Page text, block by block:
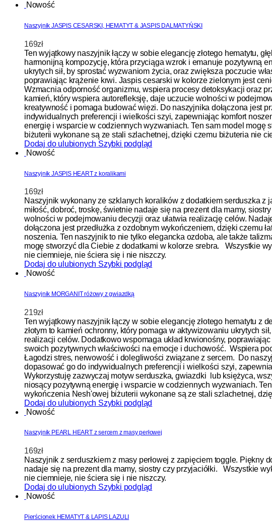
Nowość
Naszyjnik JASPIS CESARSKI, HEMATYT & JASPIS DALMATYŃSKI
169zł
Ten wyjątkowy naszyjnik łączy w sobie elegancję złotego hematytu,
harmonijną kompozycję, która przyciąga wzrok i emanuje pozytywną
ukrytych sił, by sprostać wyzwaniom życia, oraz zwiększa poczucie
poprawiając krążenie krwi. Jaspis cesarski w kolorze zielonym jest
Wzmacnia odporność organizmu, wspiera procesy detoksykacji oraz
kamień, który wspiera autorefleksję, daje uczucie wolności w
kreatywność i pomaga budować więzi. Do naszyjnika dołączona jest
indywidualnych preferencji i wielkości szyi, zapewniając komfort
energię i wsparcie w codziennych wyzwaniach. Ten sam model
biżuterii wykonane są ze stali szlachetnej, dzięki czemu biżuteria nie
Dodaj do ulubionych Szybki podgląd
Nowość
Naszyjnik JASPIS HEART z koralikami
169zł
Naszyjnik wykonany ze szklanych koralików z dodatkiem serduszka
miłość, dobroć, troskę, świetnie nadaje się na prezent dla mamy,
wolności w podejmowaniu decyzji oraz ułatwia realizację celów.
dołączona jest przedłużka z ozdobnym wykończeniem, dzięki czemu
noszenia. Ten naszyjnik to nie tylko elegancka ozdoba, ale także
mogę stworzyć dla Ciebie z dodatkami w kolorze srebra. Wszystkie
nie ciemnieje, nie ściera się i nie niszczy.
Dodaj do ulubionych Szybki podgląd
Nowość
Naszyjnik MORGANIT różowy z gwiazdką
219zł
Ten wyjątkowy naszyjnik łączy w sobie elegancję złotego hematytu
złotym to kamień ochronny, który pomaga w aktywizowaniu ukrytych
realizacji celów. Dodatkowo wspomaga układ krwionośny,
swoich pozytywnych właściwości na emocje i duchowość. Wspiera
Łagodzi stres, nerwowość i dolegliwości związane z sercem. Do
dopasować go do indywidualnych preferencji i wielkości szyi,
Wykorzystuję zazwyczaj motyw serduszka, gwiazdki lub księżyca,
niosący pozytywną energię i wsparcie w codziennych wyzwaniach.
wykończenia Nesh'owej biżuterii wykonane są ze stali szlachetnej,
Dodaj do ulubionych Szybki podgląd
Nowość
Naszyjnik PEARL HEART z sercem z masy perłowej
169zł
Naszyjnik z serduszkiem z masy perłowej z zapięciem toggle. Piękny
nadaje się na prezent dla mamy, siostry czy przyjaciółki. Wszystkie
nie ciemnieje, nie ściera się i nie niszczy.
Dodaj do ulubionych Szybki podgląd
Nowość
Pierścionek HEMATYT & LAPIS LAZULI